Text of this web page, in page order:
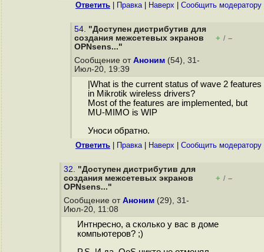
Ответить Правка| Наверх Cообщить модератору
54. "Доступен дистрибутив для
создания межсетевых экранов
OPNsens..."
+ / –
Сообщение от Аноним (54), 31-
Июл-20, 19:39
|What is the current status of wave 2 features
in Mikrotik wireless drivers?
Most of the features are implemented, but
MU-MIMO is WIP
Уноси обратно.
Ответить Правка| Наверх Cообщить модератору
32. "Доступен дистрибутив для
создания межсетевых экранов
OPNsens..."
+ / –
Сообщение от Аноним (29), 31-
Июл-20, 11:08
Интнресно, а сколько у вас в доме
компьютеров? ;)